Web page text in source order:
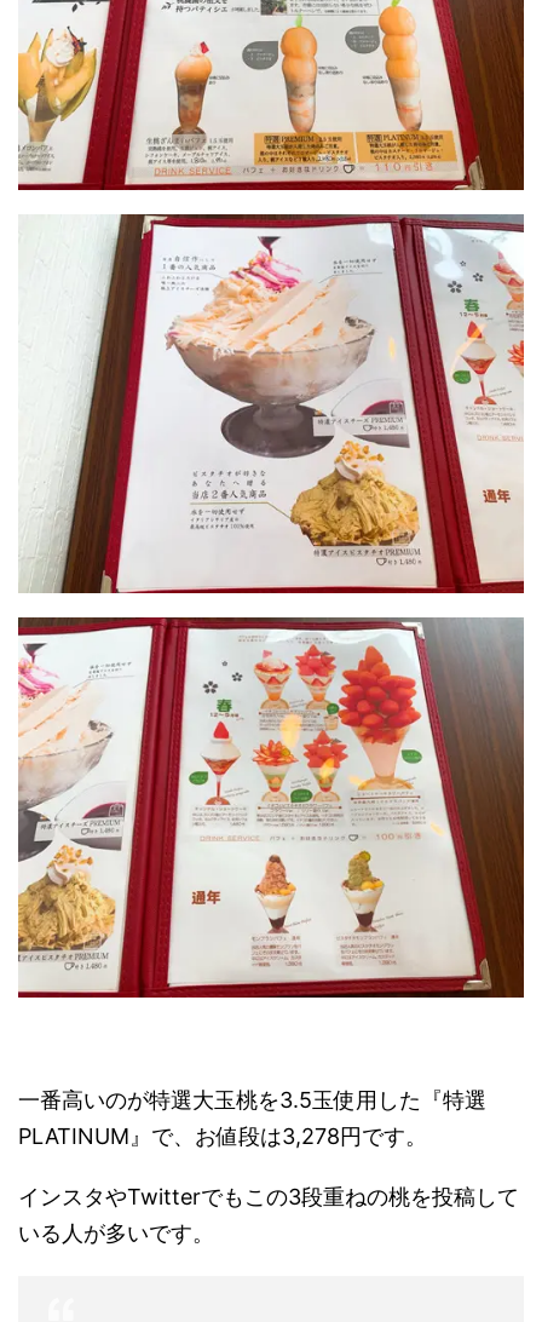
一番高いのが特選大玉桃を3.5玉使用した『特選
PLATINUM』で、お値段は3,278円です。
インスタやTwitterでもこの3段重ねの桃を投稿して
いる人が多いです。